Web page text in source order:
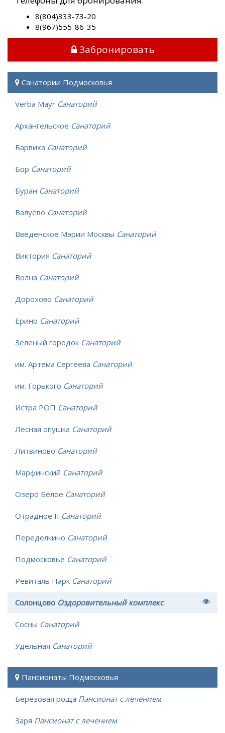
8(804)333-73-20
8(967)555-86-35
Забронировать
Санатории Подмосковья
Verba Mayr Санаторий
Архангельское Санаторий
Барвиха Санаторий
Бор Санаторий
Буран Санаторий
Валуево Санаторий
Введенское Мэрии Москвы Санаторий
Виктория Санаторий
Волна Санаторий
Дорохово Санаторий
Ерино Санаторий
Зеленый городок Санаторий
им. Артема Сергеева Санаторий
им. Горького Санаторий
Истра РОП Санаторий
Лесная опушка Санаторий
Литвиново Санаторий
Марфинский Санаторий
Озеро Белое Санаторий
Отрадное II Санаторий
Переделкино Санаторий
Подмосковье Санаторий
Ревиталь Парк Санаторий
Солонцово Оздоровительный комплекс
Сосны Санаторий
Удельная Санаторий
Пансионаты Подмосковья
Березовая роща Пансионат с лечением
Заря Пансионат с лечением